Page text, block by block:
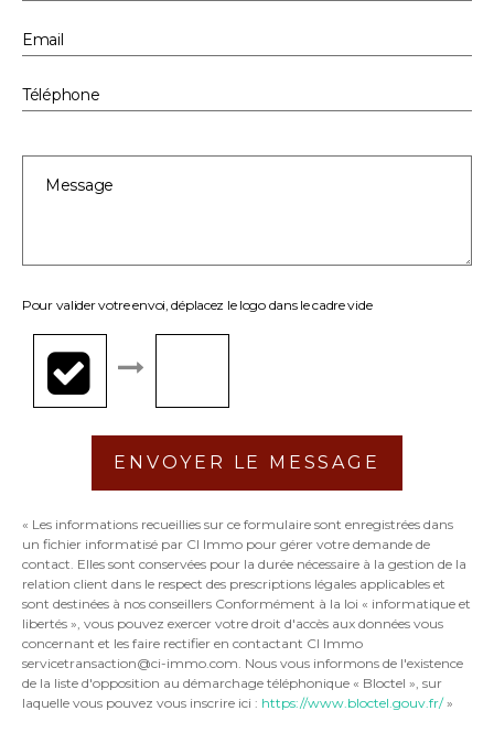
Pour valider votre envoi, déplacez le logo dans le cadre vide
ENVOYER LE MESSAGE
« Les informations recueillies sur ce formulaire sont enregistrées dans
un fichier informatisé par CI Immo pour gérer votre demande de
contact. Elles sont conservées pour la durée nécessaire à la gestion de la
relation client dans le respect des prescriptions légales applicables et
sont destinées à nos conseillers Conformément à la loi « informatique et
libertés », vous pouvez exercer votre droit d'accès aux données vous
concernant et les faire rectifier en contactant CI Immo
servicetransaction@ci-immo.com. Nous vous informons de l'existence
de la liste d'opposition au démarchage téléphonique « Bloctel », sur
laquelle vous pouvez vous inscrire ici : https://www.bloctel.gouv.fr/»